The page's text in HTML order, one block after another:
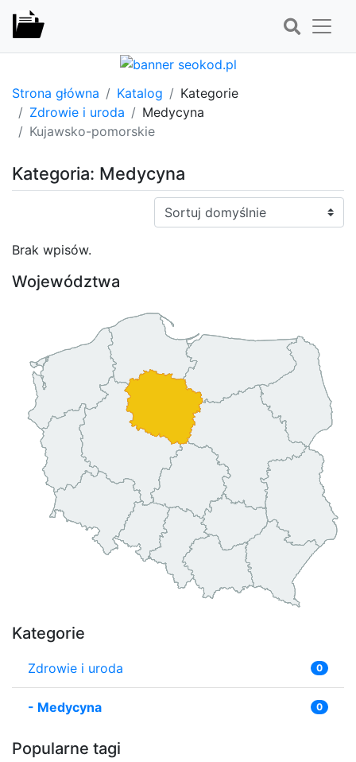
Strona główna Katalog
Kategorie
Zdrowie i uroda
Medycyna
Kujawsko-pomorskie
Kategoria: Medycyna
Sortuj:
Brak wpisów.
Województwa
Kategorie
Zdrowie i uroda 0
- Medycyna 0
Popularne tagi